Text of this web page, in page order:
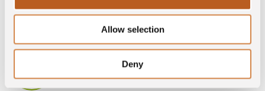
Allow selection
Deny
Laktosefreier
Ohne Lysozym